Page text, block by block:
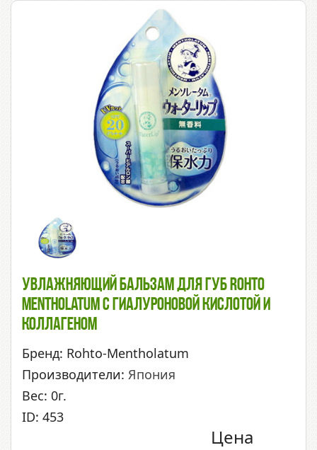
Увлажняющий Бальзам Для Губ ROHTO
Mentholatum С Гиалуроновой Кислотой И
Коллагеном
Бренд: Rohto-Mentholatum
Производители: Япония
Вес: 0г.
ID: 453
Цена